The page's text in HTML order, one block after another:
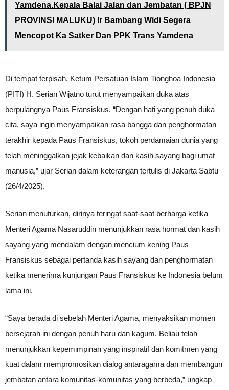
Yamdena.Kepala Balai Jalan dan Jembatan ( BPJN
PROVINSI MALUKU) Ir Bambang Widi Segera
Mencopot Ka Satker Dan PPK Trans Yamdena
Di tempat terpisah, Ketum Persatuan Islam Tionghoa Indonesia
(PITI) H. Serian Wijatno turut menyampaikan duka atas
berpulangnya Paus Fransiskus. “Dengan hati yang penuh duka
cita, saya ingin menyampaikan rasa bangga dan penghormatan
terakhir kepada Paus Fransiskus, tokoh perdamaian dunia yang
telah meninggalkan jejak kebaikan dan kasih sayang bagi umat
manusia,” ujar Serian dalam keterangan tertulis di Jakarta Sabtu
(26/4/2025).
Serian menuturkan, dirinya teringat saat-saat berharga ketika
Menteri Agama Nasaruddin menunjukkan rasa hormat dan kasih
sayang yang mendalam dengan mencium kening Paus
Fransiskus sebagai pertanda kasih sayang dan penghormatan
ketika menerima kunjungan Paus Fransiskus ke Indonesia belum
lama ini.
“Saya berada di sebelah Menteri Agama, menyaksikan momen
bersejarah ini dengan penuh haru dan kagum. Beliau telah
menunjukkan kepemimpinan yang inspiratif dan komitmen yang
kuat dalam mempromosikan dialog antaragama dan membangun
jembatan antara komunitas-komunitas yang berbeda,” ungkap